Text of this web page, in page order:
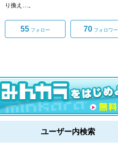
り換え…。
55 フォロー 70 フォロワー
ユーザー内検索